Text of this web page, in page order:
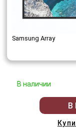
Samsung Array
В наличии
В